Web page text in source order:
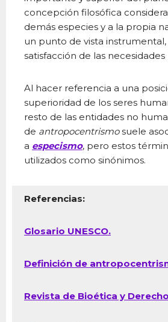
concepción filosófica
demás especies y a la propia
un punto de vista instrumental,
satisfacción de las necesidades
Al hacer referencia a una
superioridad de los seres
resto de las entidades no
de antropocentrismosuele
a especismo, pero estos
utilizados como sinónimos.
Referencias:
Glosario UNESCO.
Definición de
Revista de Bioética y